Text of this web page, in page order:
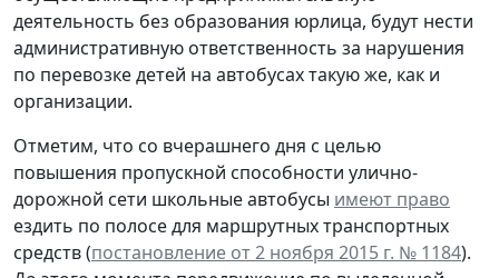
деятельность без образования юрлица, будут нести
административную ответственность за нарушения
по перевозке детей на автобусах такую же, как и
организации.
Отметим, что со вчерашнего дня с целью
повышения пропускной способности улично-
дорожной сети школьные автобусы имеют право
ездить по полосе для маршрутных транспортных
средств (постановление от 2 ноября 2015 г. № 1184).